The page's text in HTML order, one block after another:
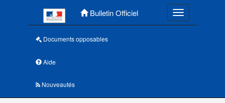
Bulletin Officiel Toggle
Documents opposables
Aide
Nouveautés